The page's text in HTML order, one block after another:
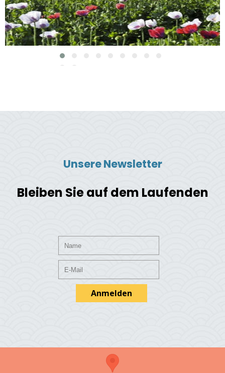
Unsere Newsletter
Bleiben Sie auf dem Laufenden
Anmelden